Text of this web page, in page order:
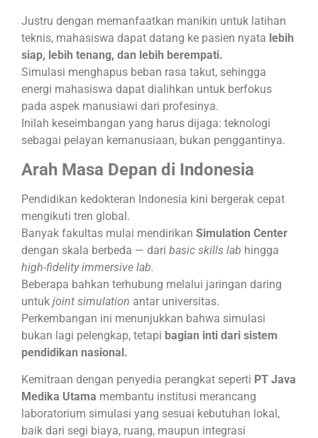
Justru dengan memanfaatkan manikin untuk latihan
teknis, mahasiswa dapat datang ke pasien nyata lebih
siap, lebih tenang, dan lebih berempati.
Simulasi menghapus beban rasa takut, sehingga
energi mahasiswa dapat dialihkan untuk berfokus
pada aspek manusiawi dari profesinya.
Inilah keseimbangan yang harus dijaga: teknologi
sebagai pelayan kemanusiaan, bukan penggantinya.
Arah Masa Depan di Indonesia
Pendidikan kedokteran Indonesia kini bergerak cepat
mengikuti tren global.
Banyak fakultas mulai mendirikan Simulation Center
dengan skala berbeda — dari basic skills lab hingga
high-fidelity immersive lab.
Beberapa bahkan terhubung melalui jaringan daring
untuk joint simulation antar universitas.
Perkembangan ini menunjukkan bahwa simulasi
bukan lagi pelengkap, tetapi bagian inti dari sistem
pendidikan nasional.
Kemitraan dengan penyedia perangkat seperti PT Java
Medika Utama membantu institusi merancang
laboratorium simulasi yang sesuai kebutuhan lokal,
baik dari segi biaya, ruang, maupun integrasi